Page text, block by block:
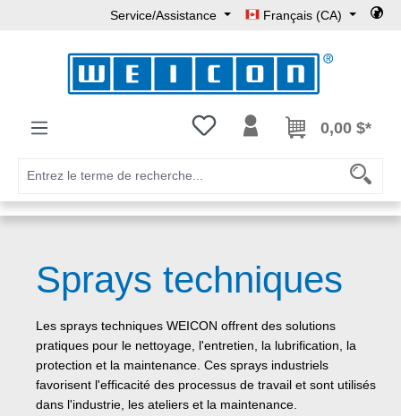
Passer au contenu principal
Service/Assistance Français (CA)
Vous avez 0 articles dans votre
0,00 $*
Sprays techniques
Les sprays techniques WEICON offrent des solutions
pratiques pour le nettoyage, l'entretien, la lubrification, la
protection et la maintenance. Ces sprays industriels
favorisent l'efficacité des processus de travail et sont utilisés
dans l'industrie, les ateliers et la maintenance.